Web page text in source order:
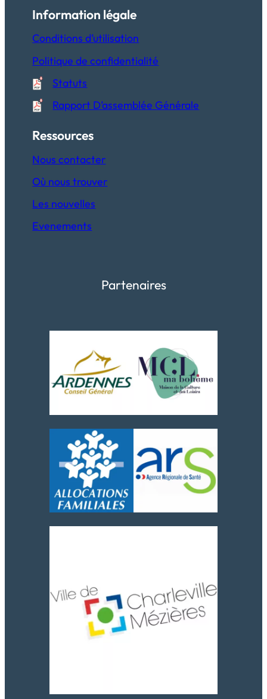
Information légale
Conditions d’utilisation
Politique de confidentialité
Statuts
Rapport D’assemblée Générale
Ressources
Nous contacter
Où nous trouver
Les nouvelles
Evenements
Partenaires